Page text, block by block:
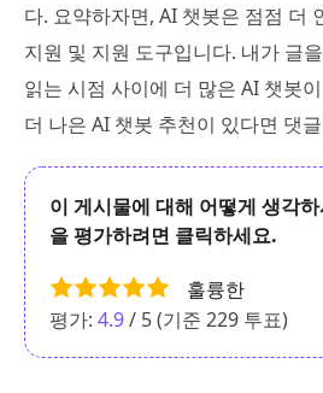
다. 요약하자면, AI 챗봇은 점점 더
지원 및 지원 도구입니다. 내가 글
읽는 시점 사이에 더 많은 AI 챗봇
더 나은 AI 챗봇 추천이 있다면 댓
이 게시물에 대해 어떻게 생각
을 평가하려면 클릭하세요.
훌륭한
평가: 4.9/ 5 (기준 229 투표)